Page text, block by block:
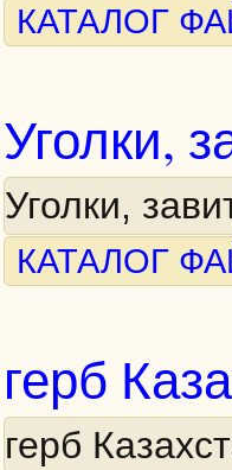
КАТАЛОГ
Уголки,
Уголки,
КАТАЛОГ
герб
герб